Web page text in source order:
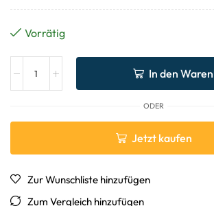
Vorrätig
In den
ODER
Jetzt kaufen
Zur Wunschliste hinzufügen
Zum Vergleich hinzufügen